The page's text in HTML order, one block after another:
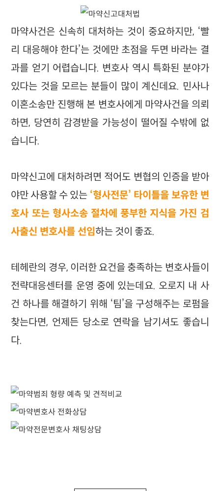
마약사건은 신속히 대처하는 것이 중요하지만, ‘빨
리 대응해야 한다’는 것에만 초점을 두면 바라는 결
과를 얻기 어렵습니다. 변호사 역시 특화된 분야가
있다는 것을 모르는 분들이 많이 계신데요. 민사나
이혼소송만 진행해 본 변호사에게 마약사건을 의뢰
하면, 당연히 감경받을 가능성이 떨어질 수밖에 없
습니다.
마약신고에 대처하려면 적어도 변협의 인증을 받아
야만 사용할 수 있는 ‘형사전문’ 타이틀을 보유한 변
호사 또는 형사소송 절차에 풍부한 지식을 가진 검
사출신 변호사를 선임하는 것이 좋죠.
테헤란의 경우, 이러한 요건을 충족하는 변호사들이
전략대응센터를 운영 중에 있는데요. 오로지 내 사
건 하나를 해결하기 위해 ‘팀’을 구성해주는 로펌을
찾는다면, 언제든 당소로 연락을 남기셔도 좋습니
다.